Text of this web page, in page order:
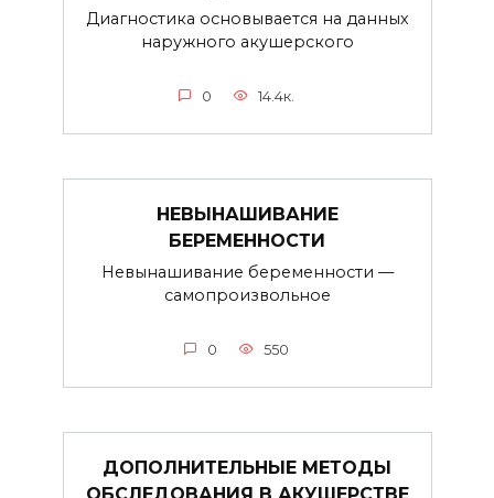
Диагностика основывается на данных
наружного акушерского
0 14.4к.
НЕВЫНАШИВАНИЕ
БЕРЕМЕННОСТИ
Невынашивание беременности —
самопроизвольное
0 550
ДОПОЛНИТЕЛЬНЫЕ МЕТОДЫ